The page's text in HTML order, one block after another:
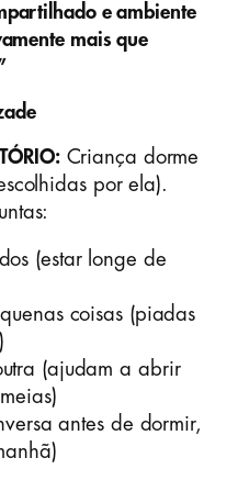
e ambiente
mais que
Criança dorme
por ela).
(estar longe de
coisas (piadas
(ajudam a abrir
antes de dormir,